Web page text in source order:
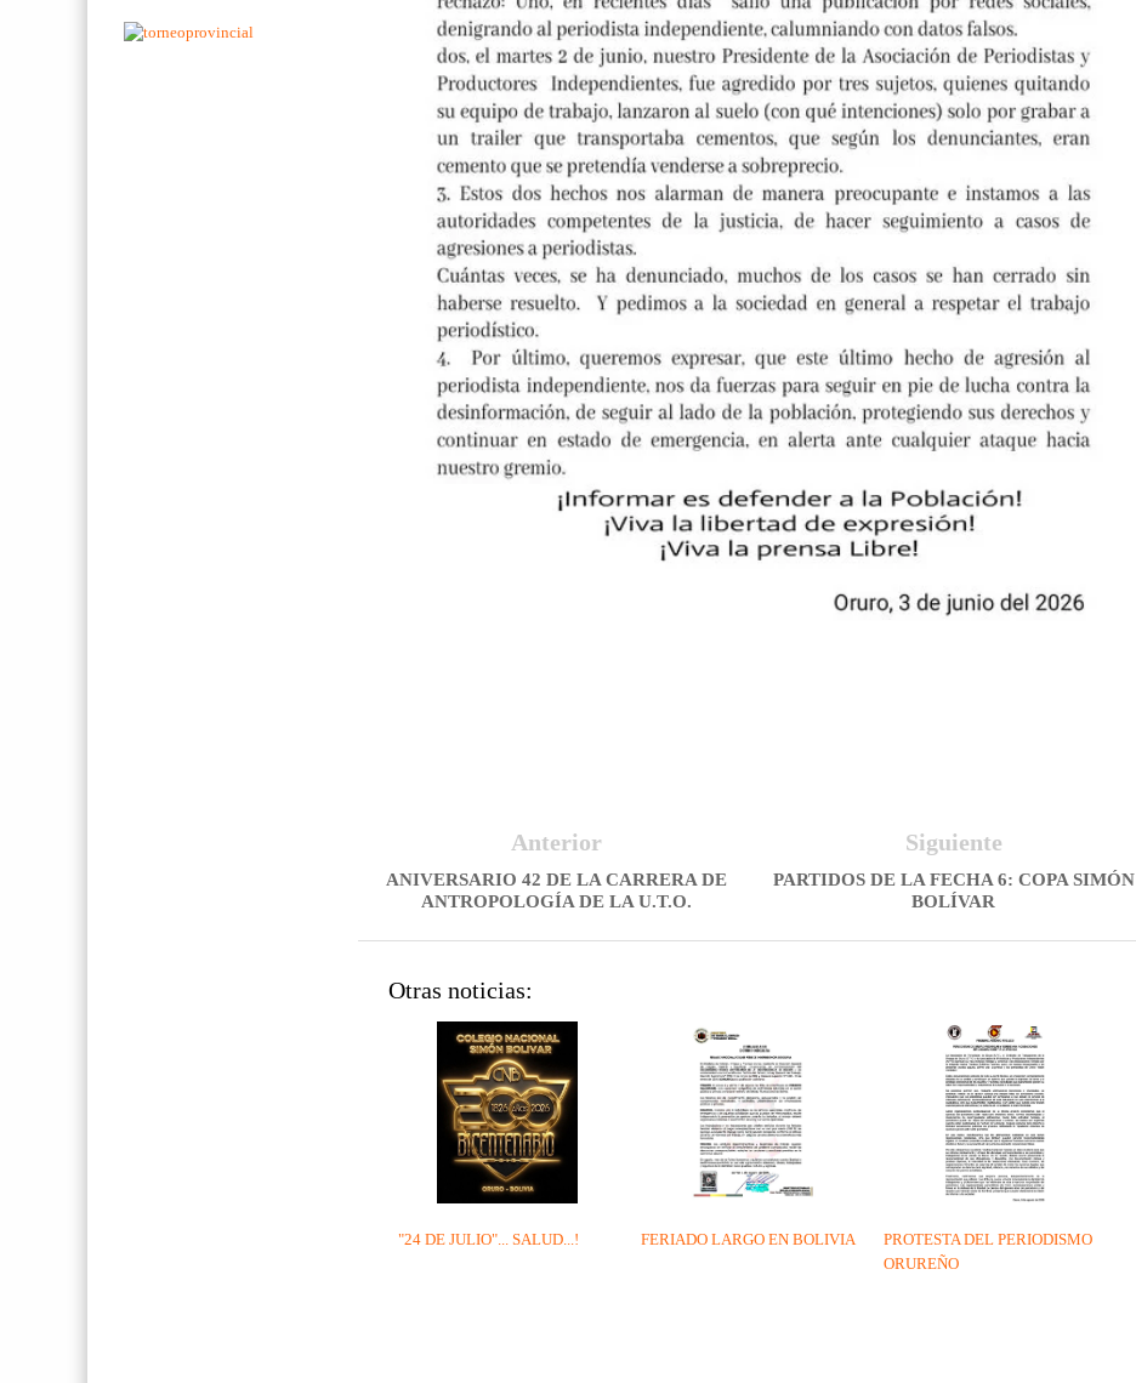
Siguiente
PARTIDOS DE LA FECHA 6: COPA SIMÓN
BOLÍVAR
Anterior
ANIVERSARIO 42 DE LA CARRERA DE
ANTROPOLOGÍA DE LA U.T.O.
Otras noticias:
PROTESTA DEL PERIODISMO
ORUREÑO
FERIADO LARGO EN BOLIVIA
"24 DE JULIO"... SALUD...!